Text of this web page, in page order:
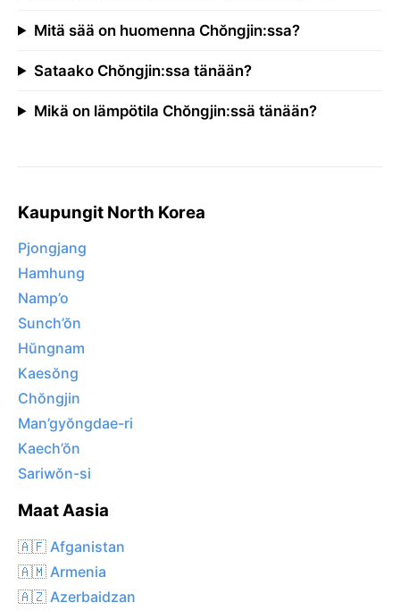
Mitä sää on huomenna Chŏngjin:ssa?
Sataako Chŏngjin:ssa tänään?
Mikä on lämpötila Chŏngjin:ssä tänään?
Kaupungit North Korea
Pjongjang
Hamhung
Namp’o
Sunch’ŏn
Hŭngnam
Kaesŏng
Chŏngjin
Man’gyŏngdae-ri
Kaech’ŏn
Sariwŏn-si
Maat Aasia
🇦🇫 Afganistan
🇦🇲 Armenia
🇦🇿 Azerbaidzan